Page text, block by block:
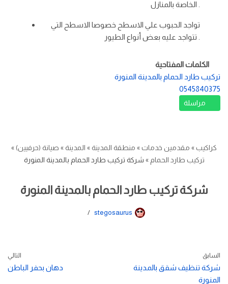
تواجد الحبوب علي الاسطح خصوصا الاسطح التي
الكلمات المفتاحية
تركيب طارد الحمام بالمدينة المنورة
0545840375
مراسلة
كراكيب» مقدمين خدمات» منطقة المدينة» المدينة» صيانة (حرفيين)»
تركيب طارد الحمام » شركة تركيب طارد الحمام بالمدينة المنورة
شركة تركيب طارد الحمام بالمدينة المنورة
stegosaurus
السابق
شركة تنظيف شقق بالمدينة
المنورة
التالي
دهان بحفر الباطن